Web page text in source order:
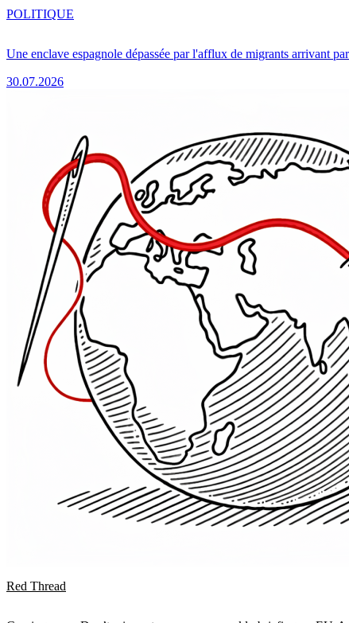
Une enclave espagnole dépassée par l'afflux de migrants arrivant
30.07.2026
POLITIQUE
Red Thread